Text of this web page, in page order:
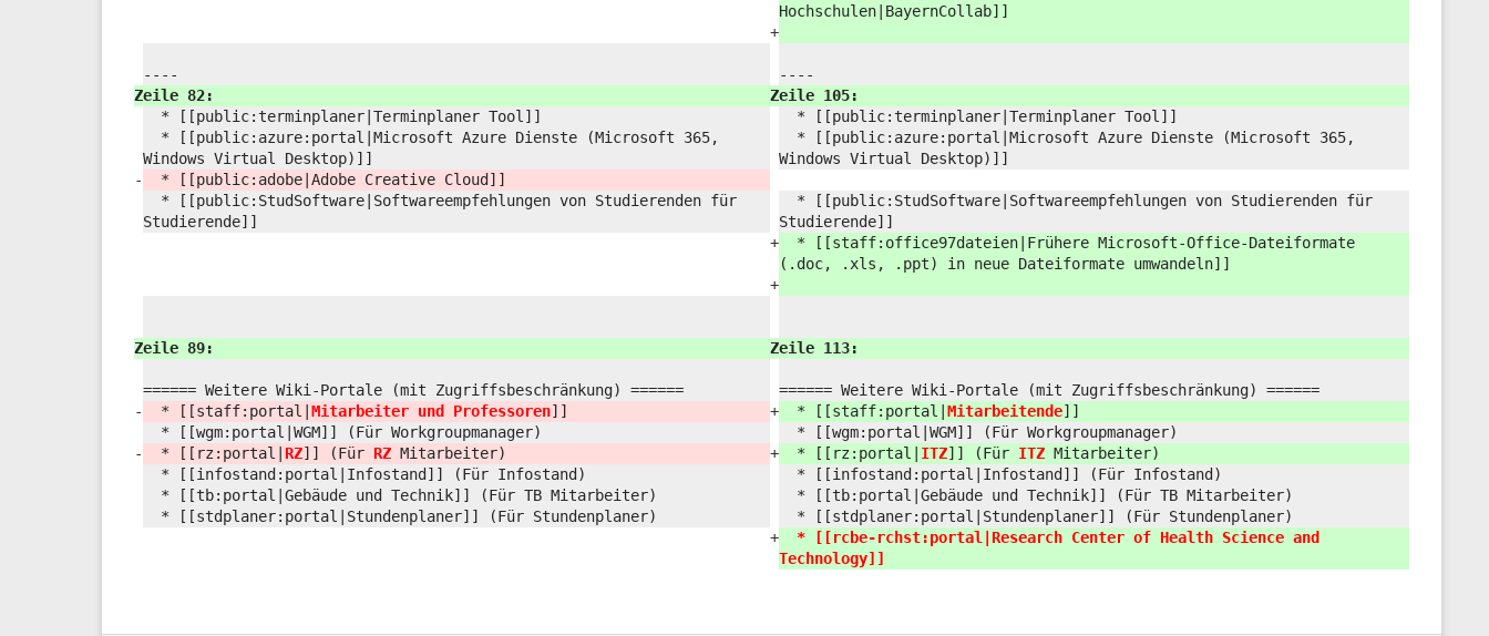
Hochschulen|BayernCollab]]
+
----
----
Zeile 82:
Zeile 105:
* [[public: terminplaner|Terminplaner Tool]] * [[public: terminplaner|Terminplaner Tool]]
* [[public: azure: portal|Microsoft Azure Dienste (Microsoft 365,
Windows Virtual Desktop)]]
* [[public: azure: portal|Microsoft Azure Dienste (Microsoft 365,
Windows Virtual Desktop)]]
- * [[public: adobe|Adobe Creative Cloud]]
* [[public: StudSoftware|Softwareempfehlungen von Studierenden für
Studierende]]
* [[public: StudSoftware|Softwareempfehlungen von Studierenden für
Studierende]]
+* [[staff: office97dateien|Frühere Microsoft‑Office‑Dateiformate
(.doc, .xls, .ppt) in neue Dateiformate umwandeln]]
+
Zeile 89: Zeile 113:
====== Weitere Wiki-Portale (mit Zugriffsbeschränkung) ======
====== Weitere Wiki-Portale (mit Zugriffsbeschränkung) ======
- * [[staff: portal| Mitarbeiter und Professoren]] +* [[staff: portal| Mitarbeitende]]
* [[wgm: portal|WGM]] (Für Workgroupmanager) * [[wgm: portal|WGM]] (Für Workgroupmanager)
- * [[rz: portal| RZ]] (Für RZ Mitarbeiter) +* [[rz: portal| ITZ]] (Für ITZ Mitarbeiter)
* [[infostand: portal|Infostand]] (Für Infostand) * [[infostand: portal|Infostand]] (Für Infostand)
* [[tb: portal|Gebäude und Technik]] (Für TB Mitarbeiter) * [[tb: portal|Gebäude und Technik]] (Für TB Mitarbeiter)
* [[stdplaner: portal|Stundenplaner]] (Für Stundenplaner) * [[stdplaner: portal|Stundenplaner]] (Für Stundenplaner)
+* [[rcbe-rchst:portal|Research Center of Health Science and
Technology]]